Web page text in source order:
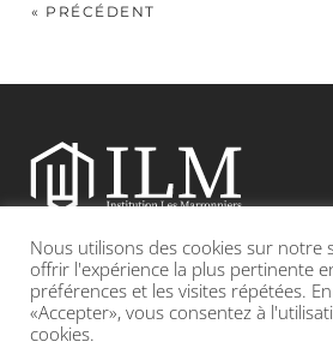
« PRÉCÉDENT
Etablissement catholique sous contrat
Adresse : 19, Grande rue 69420
Nous utilisons des cookies sur notre
offrir l'expérience la plus pertinente
préférences et les visites répétées.
«Accepter», vous consentez à
cookies.